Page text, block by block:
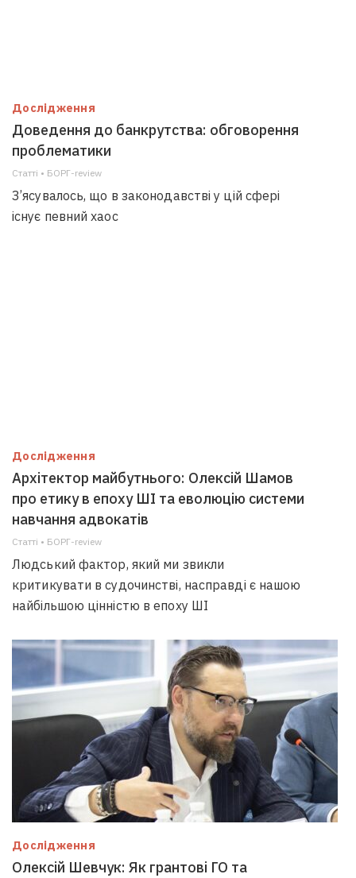
Дослідження
Доведення до банкрутства: обговорення
проблематики
Статті • БОРГ-review
З’ясувалось, що в законодавстві у цій сфері
існує певний хаос
Дослідження
Архітектор майбутнього: Олексій Шамов
про етику в епоху ШІ та еволюцію системи
навчання адвокатів
Статті • БОРГ-review
Людський фактор, який ми звикли
критикувати в судочинстві, насправді є нашою
найбільшою цінністю в епоху ШІ
Дослідження
Олексій Шевчук: Як грантові ГО та